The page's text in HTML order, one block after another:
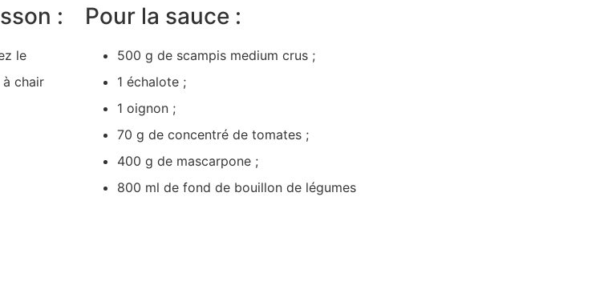
:
le
chair
Pour la sauce :
500 g de scampis medium crus ;
1 échalote ;
1 oignon ;
70 g de concentré de tomates ;
400 g de mascarpone ;
800 ml de fond de bouillon de légumes